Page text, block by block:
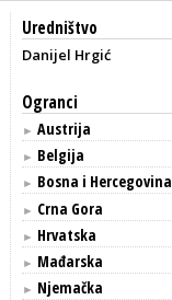
Uredništvo
Danijel Hrgić
Ogranci
► Austrija
► Belgija
► Bosna i Hercegovina
► Crna Gora
► Hrvatska
► Mađarska
► Njemačka